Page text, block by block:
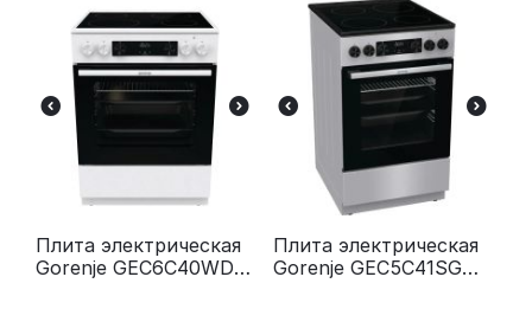
Плита электрическая
Gorenje GEC6C40WD
Плита электрическая
Gorenje GEC5C41SG